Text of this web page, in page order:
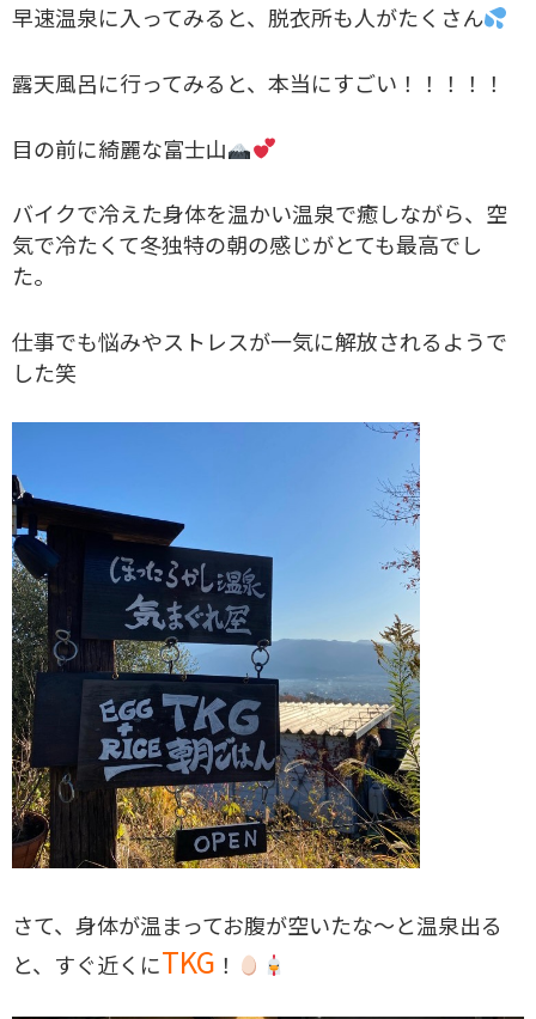
早速温泉に入ってみると、脱衣所も人がたくさん
露天風呂に行ってみると、本当にすごい！！！！！
目の前に綺麗な富士山
バイクで冷えた身体を温かい温泉で癒しながら、空
気で冷たくて冬独特の朝の感じがとても最高でし
た。
仕事でも悩みやストレスが一気に解放されるようで
した笑
さて、身体が温まってお腹が空いたな〜と温泉出る
と、すぐ近くにTKG ！